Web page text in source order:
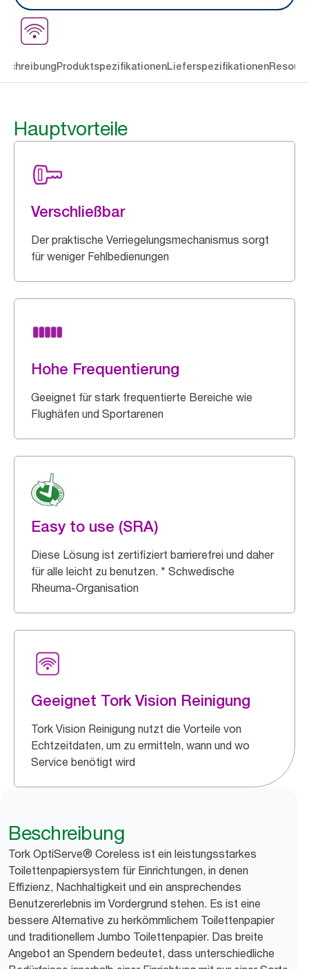
ProduktspezifikationenLieferspezifikationen
Hauptvorteile
Verschließbar
Der praktische Verriegelungsmechanismus sorgt
für weniger Fehlbedienungen
Hohe Frequentierung
Geeignet für stark frequentierte Bereiche wie
Flughäfen und Sportarenen
Easy to use (SRA)
Diese Lösung ist zertifiziert barrierefrei und daher
für alle leicht zu benutzen. * Schwedische
Rheuma-Organisation
Geeignet Tork Vision Reinigung
Tork Vision Reinigung nutzt die Vorteile von
Echtzeitdaten, um zu ermitteln, wann und wo
Service benötigt wird
Beschreibung
Tork OptiServe® Coreless ist ein leistungsstarkes
Toilettenpapiersystem für Einrichtungen, in denen
Effizienz, Nachhaltigkeit und ein ansprechendes
Benutzererlebnis im Vordergrund stehen. Es ist eine
bessere Alternative zu herkömmlichem Toilettenpapier
und traditionellem Jumbo Toilettenpapier. Das breite
Angebot an Spendern bedeutet, dass unterschiedliche